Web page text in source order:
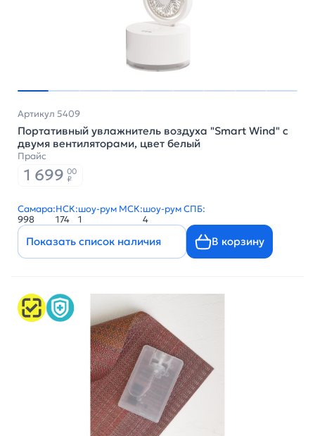
Артикул 5409
Портативный увлажнитель воздуха "Smart Wind" с
двумя вентиляторами, цвет белый
Прайс
1 699 00
₽
Самара:
998
НСК:
174
шоу-рум МСК:
1
шоу-рум СПБ:
4
Показать список наличия В корзину